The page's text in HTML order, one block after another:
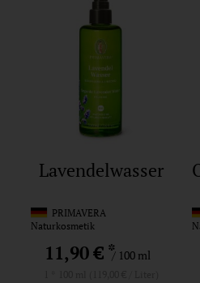
Lavendelwasser
PRIMAVERA
Naturkosmetik
11,90 € */ 100 ml